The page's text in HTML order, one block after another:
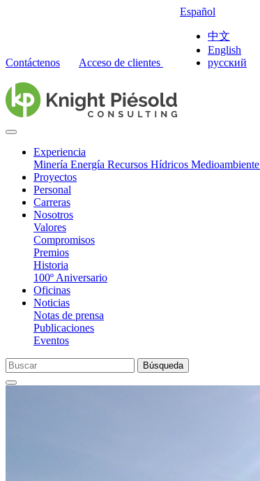
Contáctenos Acceso de clientes
Español
中文
English
русский
Experiencia
Minería Energía Recursos Hídricos Medioambiente
Proyectos
Personal
Carreras
Nosotros
Valores
Compromisos
Premios
Historia
100º Aniversario
Oficinas
Noticias
Notas de prensa
Publicaciones
Eventos
Búsqueda